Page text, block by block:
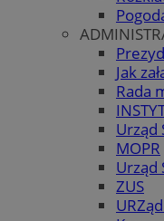
Jak
Rada
Urząd
MOPR
Urząd
ZUS